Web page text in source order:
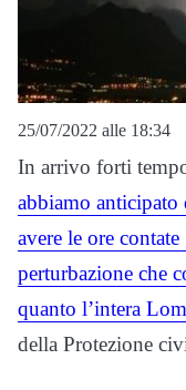
25/07/2022 alle 18:34
In arrivo forti
abbiamo anticipato
avere le ore
perturbazione che
quanto l’intera
della Protezione